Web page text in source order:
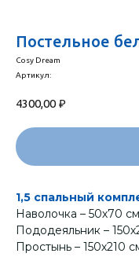
Постельное
Cosy Dream
Артикул:
4300,00 ₽
1,5 спальный
Наволочка – 50х70
Пододеяльник –
Простынь – 150х210